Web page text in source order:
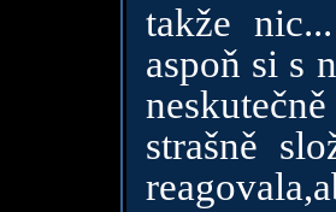
takže
aspoň si s
strašně